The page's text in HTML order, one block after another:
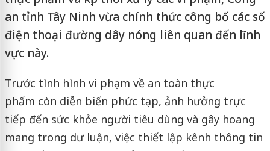
an tỉnh Tây Ninh vừa chính thức công bố các số
điện thoại đường dây nóng liên quan đến lĩnh
vực này.
Trước tình hình vi phạm về an toàn thực
phẩm còn diễn biến phức tạp, ảnh hưởng trực
tiếp đến sức khỏe người tiêu dùng và gây hoang
mang trong dư luận, việc thiết lập kênh thông tin